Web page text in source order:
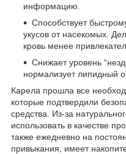
информацию.
Способствует
укусов от насекомых.
кровь менее
Снижает уровень
нормализует липидный
Карела прошла все
которые подтвердили
средства. Из-за
использовать в качестве
также ежедневно на
привыкания, имеет